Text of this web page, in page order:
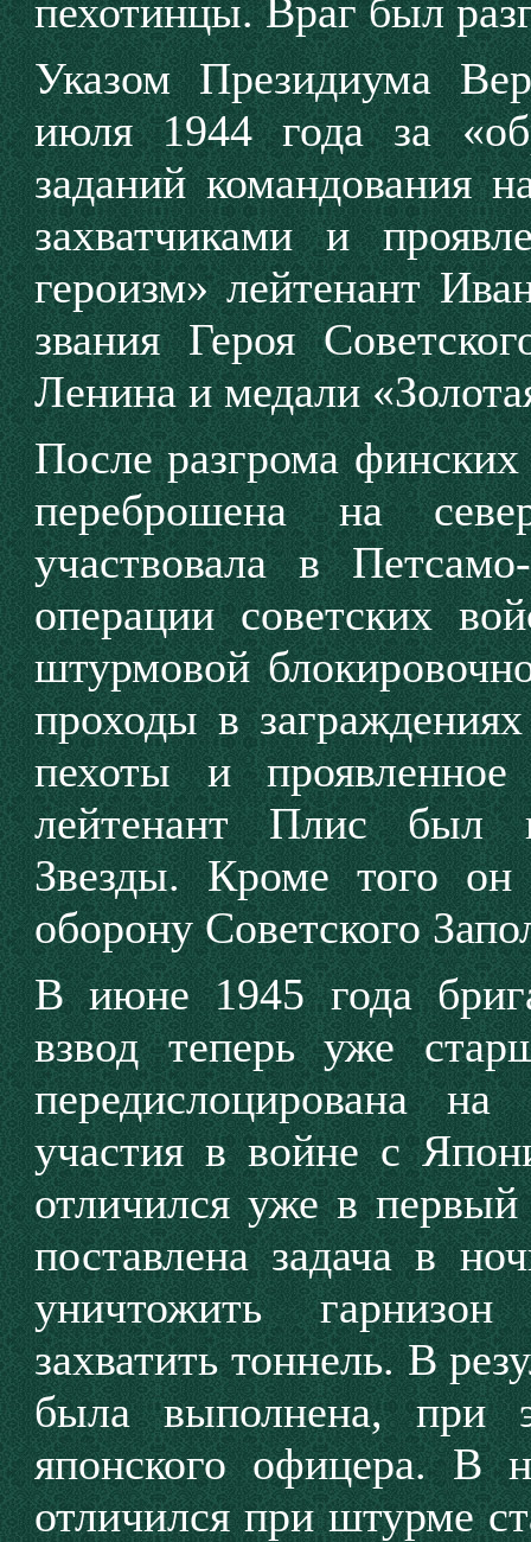
пехотинцы. Враг был
Указом Президиума
июля 1944 года за
заданий командования
захватчиками и
героизм» лейтенант
звания Героя
Ленина и медали
После разгрома
переброшена на
участвовала в
операции советских
штурмовой
проходы в
пехоты и
лейтенант Плис был
Звезды. Кроме того
оборону Советского
В июне 1945 года
взвод теперь уже
передислоцирована
участия в войне с
отличился уже в
поставлена задача в
уничтожить
захватить тоннель. В
была выполнена, при
японского офицера. В
отличился при штурме